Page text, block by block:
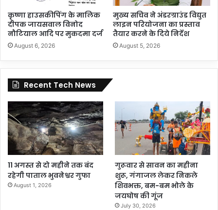
कृष्णा हाउसकीपिंग के मालिक
दीपक जायसवाल विनोद
नौटियाल आदि पर मुकदमा दर्ज
August 6, 2026
मुख्य सचिव ने अंडरग्राउंड विद्युत
लाइन परियोजना का प्रस्ताव
तैयार करने के दिये निर्देश
August 5, 2026
Recent Tech News
11 अगस्त से दो महीने तक बंद
रहेगी पाताल भुवनेश्वर गुफा
August 1, 2026
गुरूवार से सावन का महीना
शुरू, गंगाजल लेकर निकले
शिवभक्त, बम-बम भोले के
जयघोष की गूंज
July 30, 2026